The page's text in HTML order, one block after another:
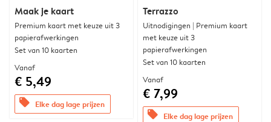
Maak je kaart
Premium kaart met keuze uit 3
papierafwerkingen
Set van 10 kaarten
Vanaf
€ 5,49
offers Elke dag lage prijzen
Terrazzo
Uitnodigingen | Premium kaart
met keuze uit 3
papierafwerkingen
Set van 10 kaarten
Vanaf
€ 7,99
offers Elke dag lage prijzen